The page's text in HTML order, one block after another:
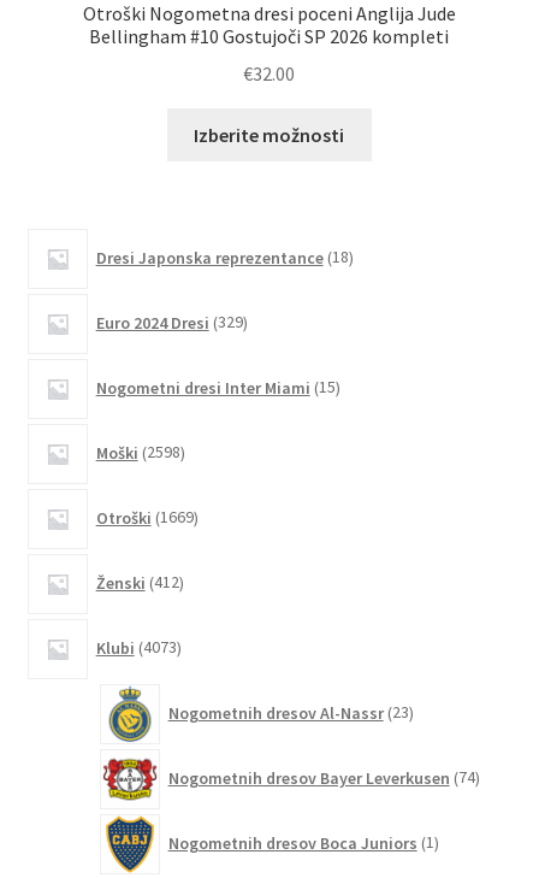
Otroški Nogometna dresi poceni Anglija Jude
Bellingham #10 Gostujoči SP 2026 kompleti
€32.00
Izberite možnosti
Dresi Japonska reprezentance 18izdelkov
Euro 2024 Dresi 329izdelkov
Nogometni dresi Inter Miami 15izdelkov
Moški 2598izdelkov
Otroški 1669izdelkov
Ženski 412izdelkov
Klubi 4073izdelkov
Nogometnih dresov Al-Nassr 23izdelkov
Nogometnih dresov Bayer Leverkusen 74izdelkov
Nogometnih dresov Boca Juniors 1izdelek